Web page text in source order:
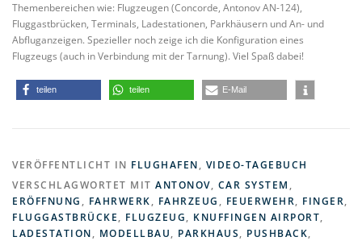
Themenbereichen wie: Flugzeugen (Concorde, Antonov AN-124),
Fluggastbrücken, Terminals, Ladestationen, Parkhäusern und An- und
Abfluganzeigen. Spezieller noch zeige ich die Konfiguration eines
Flugzeugs (auch in Verbindung mit der Tarnung). Viel Spaß dabei!
teilen teilen E-Mail
VERÖFFENTLICHT IN FLUGHAFEN, VIDEO-TAGEBUCH
VERSCHLAGWORTET MIT ANTONOV, CAR SYSTEM ,
ERÖFFNUNG , FAHRWERK, FAHRZEUG , FEUERWEHR, FINGER,
FLUGGASTBRÜCKE, FLUGZEUG, KNUFFINGEN AIRPORT,
LADESTATION, MODELLBAU, PARKHAUS, PUSHBACK,